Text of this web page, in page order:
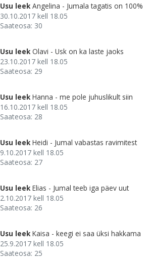
Usu leek Angelina - Jumala tagatis on 100%
30.10.2017 kell 18.05
Saateosa: 30
Usu leek Olavi - Usk on ka laste jaoks
23.10.2017 kell 18.05
Saateosa: 29
Usu leek Hanna - me pole juhuslikult siin
16.10.2017 kell 18.05
Saateosa: 28
Usu leek Heidi - Jumal vabastas ravimitest
9.10.2017 kell 18.05
Saateosa: 27
Usu leek Elias - Jumal teeb iga päev uut
2.10.2017 kell 18.05
Saateosa: 26
Usu leek Kaisa - keegi ei saa üksi hakkama
25.9.2017 kell 18.05
Saateosa: 25